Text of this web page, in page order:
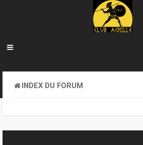
INDEX DU FORUM